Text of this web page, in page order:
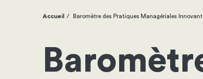
Fil
d'Ariane
Accueil Baromètre des Pratiques Managériales